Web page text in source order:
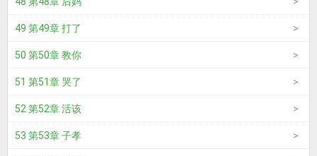
49 第49章 打了
50 第50章 教你
51 第51章 哭了
52 第52章 活该
53 第53章 子孝